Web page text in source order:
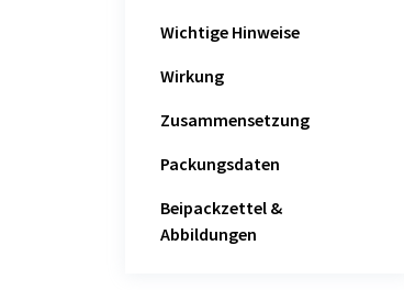
Wichtige Hinweise
Wirkung
Zusammensetzung
Packungsdaten
Beipackzettel &
Abbildungen